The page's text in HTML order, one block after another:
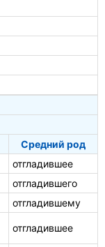
Средний род
отгладившее
отгладившего
отгладившему
отгладившее